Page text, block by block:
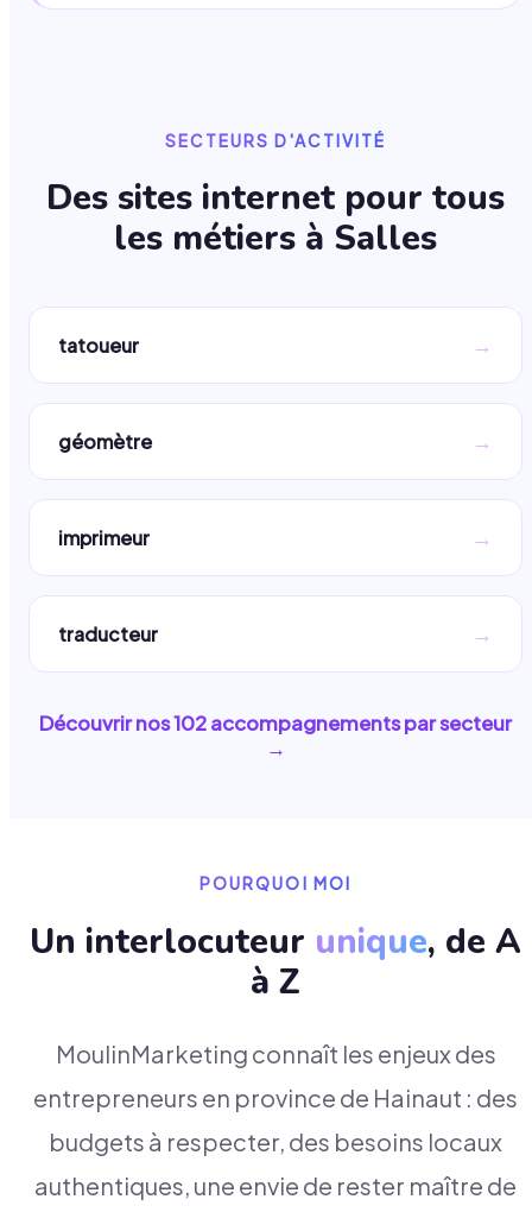
SECTEURS D'ACTIVITÉ
Des sites internet pour tous
les métiers à Salles
tatoueur →
géomètre →
imprimeur →
traducteur →
Découvrir nos102accompagnements par secteur
→
POURQUOI MOI
Un interlocuteur unique, de A
à Z
MoulinMarketing connaît les enjeux des
entrepreneurs en province de Hainaut : des
budgets à respecter, des besoins locaux
authentiques, une envie de rester maître de